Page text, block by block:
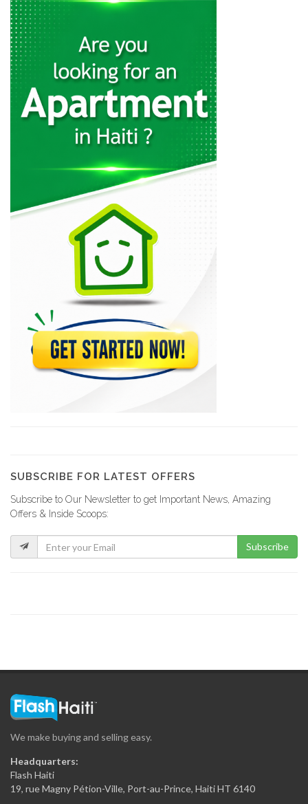
8871
Groupe Dynamic…
8636
CFHCI -…
Papyrus
7716
Trogon Central…
7713
Dealpam
7606
Competences 2000
4768
SUBSCRIBE FOR LATEST OFFERS
Subscribe to Our Newsletter to get Important News, Amazing
Offers & Inside Scoops:
Subscribe
We make buying and selling easy.
Headquarters:
Flash Haiti
19, rue Magny Pétion-Ville, Port-au-Prince, Haiti HT 6140